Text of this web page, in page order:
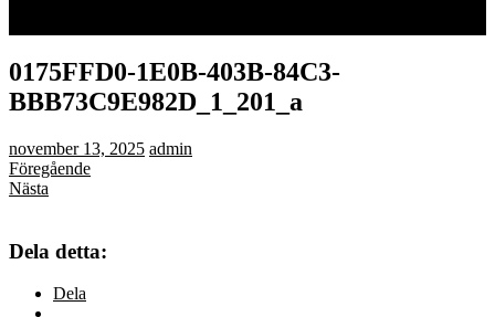
0175FFD0-1E0B-403B-84C3-
BBB73C9E982D_1_201_a
november 13, 2025 admin
Föregående
Nästa
Dela detta:
Dela